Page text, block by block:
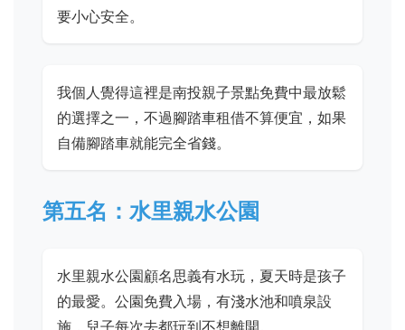
要小心安全。
我個人覺得這裡是南投親子景點免費中最放鬆
的選擇之一，不過腳踏車租借不算便宜，如果
自備腳踏車就能完全省錢。
第五名：水里親水公園
水里親水公園顧名思義有水玩，夏天時是孩子
的最愛。公園免費入場，有淺水池和噴泉設
施，兒子每次去都玩到不想離開。